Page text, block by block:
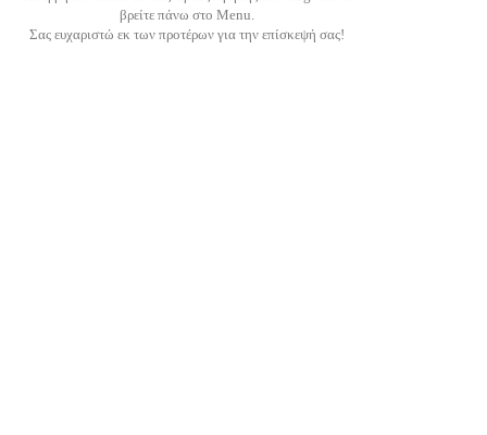
βρείτε πάνω στο Menu.
Σας ευχαριστώ εκ των προτέρων για την επίσκεψή σας!